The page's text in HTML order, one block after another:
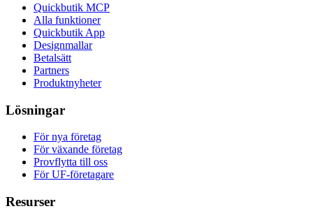
Quickbutik MCP
Alla funktioner
Quickbutik App
Designmallar
Betalsätt
Partners
Produktnyheter
Lösningar
För nya företag
För växande företag
Provflytta till oss
För UF-företagare
Resurser